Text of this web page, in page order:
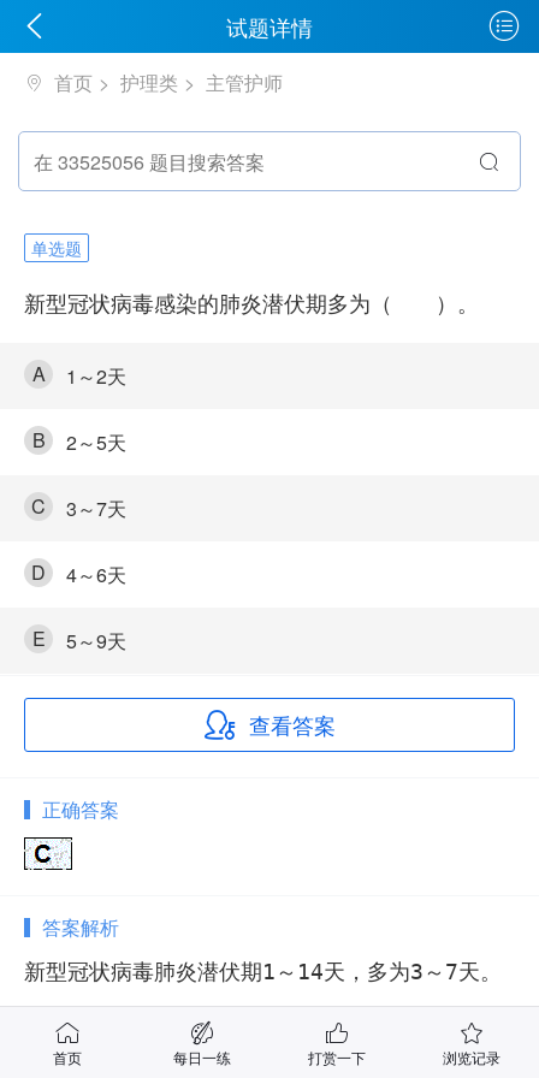
试题详情
首页 护理类 主管护师
单选题
新型冠状病毒感染的肺炎潜伏期多为（ ）。
A 1～2天
B 2～5天
C 3～7天
D 4～6天
E 5～9天
查看答案
正确答案
答案解析
新型冠状病毒肺炎潜伏期1～14天，多为3～7天。
首页 每日一练 打赏一下 浏览记录